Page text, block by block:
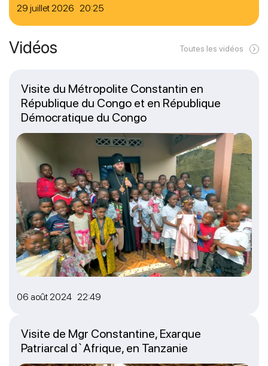
29 juillet 2026 20:25
Vidéos Toutes les vidéos
06 août 2024 22:49
Visite du Métropolite Constantin en
République du Congo et en République
Démocratique du Congo
Visite de Mgr Constantine, Exarque
Patriarcal d`Afrique, en Tanzanie